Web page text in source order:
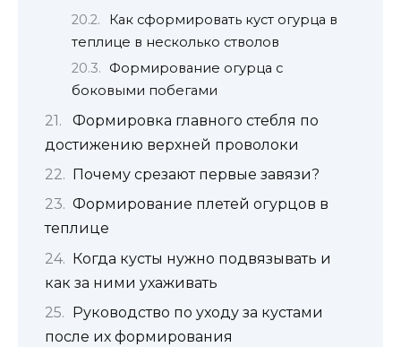
Как сформировать куст огурца в
теплице в несколько стволов
Формирование огурца с
боковыми побегами
Формировка главного стебля по
достижению верхней проволоки
Почему срезают первые завязи?
Формирование плетей огурцов в
теплице
Когда кусты нужно подвязывать и
как за ними ухаживать
Руководство по уходу за кустами
после их формирования